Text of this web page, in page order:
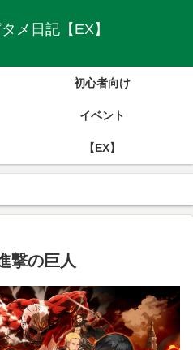
メ日記【EX】
初心者向け
イベント
【EX】
撃の巨人